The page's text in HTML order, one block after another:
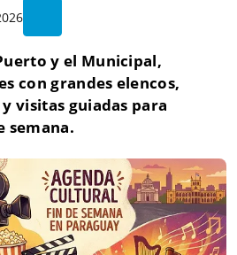
y el Municipal,
con grandes elencos,
visitas guiadas para
semana.